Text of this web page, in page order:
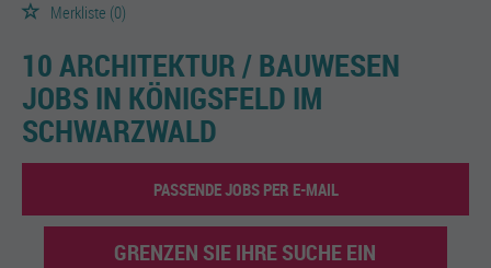
Merkliste (0)
10 ARCHITEKTUR / BAUWESEN
JOBS IN KÖNIGSFELD IM
SCHWARZWALD
PASSENDE JOBS PER E-MAIL
GRENZEN SIE IHRE SUCHE EIN